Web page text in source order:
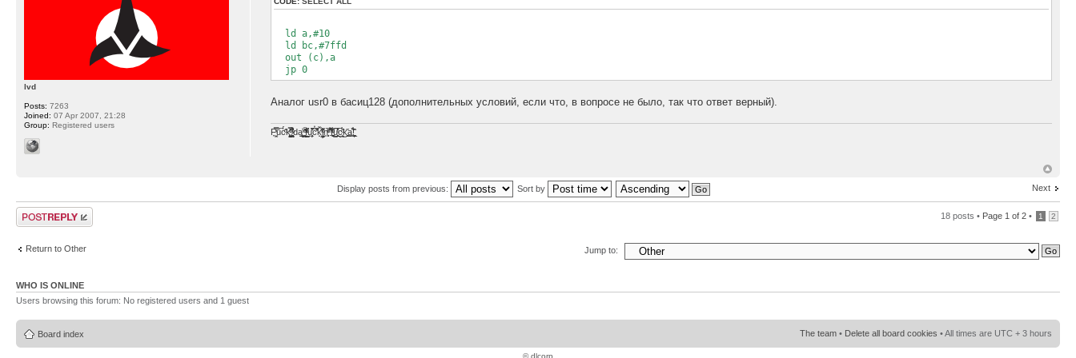
ld a,#10
ld bc,#7ffd
out (c),a
jp 0
Аналог usr0 в басиц128 (дополнительных условий, если что, в вопросе не было, так что ответ верный).
F̞͖̭̿̔ͯu̐̅cͬ̑ͩk̨̤̳͇̮̭̪̠̽̿̓̆ͭͩ ̷̩̰͎̩͓̘̾̀ͬ̊ͭ͛ͅda̝̺͙̬͎̝̾͟ ̰̜̝̯͉̯̖̓̎́ͨ̽ͫ͟f̟͇̭̀ͬͨͭ̐̚u̹̼̹̗̞͑̔͂͐̚cͭ̅̊̆̒̆ǩ̝̩̯́ͥ̔̍̑ḭ͓͍̳̬ͦ̽͂n͍͎͈̈̅ͩͬ ̊ͫ̂̾̑̈́f̲͚͉͓͗̋́ͧͦ̅ȗ͇̲̻͈̲̅̎͗͒ͭ͡c̬̟̠̹̯̈́ͩ͘ͅk̫̠̻̋͜a̲͒̾̇!͙͕̺͉̗̩̲̂̏̄̀
lvd
Posts: 7263
Joined: 07 Apr 2007, 21:28
Group: Registered users
Next
Display posts from previous: Sort by
Post a reply 18 posts • Page 1 of 2 • 1 2
Return to Other Jump to:
WHO IS ONLINE
Users browsing this forum: No registered users and 1 guest
Board index The team • Delete all board cookies • All times are UTC + 3 hours
© dlcorp